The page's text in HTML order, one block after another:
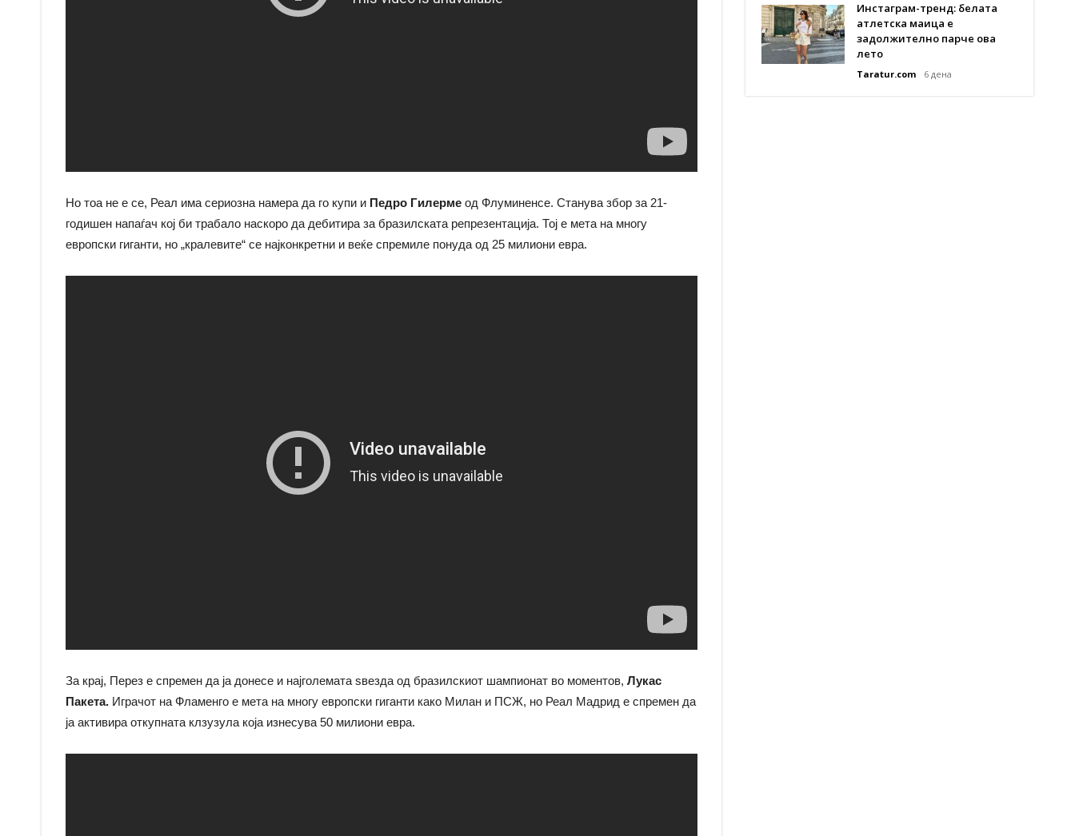
Но тоа не е се, Реал има сериозна намера да го купи и Педро Гилерме од Флуминенсе. Станува збор за 21-
годишен напаѓач кој би трабало наскоро да дебитира за бразилската репрезентација. Тој е мета на многу
европски гиганти, но „кралевите“ се најконкретни и веќе спремиле понуда од 25 милиони евра.
За крај, Перез е спремен да ја донесе и најголемата ѕвезда од бразилскиот шампионат во моментов, Лукас
Пакета. Играчот на Фламенго е мета на многу европски гиганти како Милан и ПСЖ, но Реал Мадрид е спремен да
ја активира откупната клзузула која изнесува 50 милиони евра.
Инстаграм-тренд: белата
атлетска маица е
задолжително парче ова
лето
Taratur.com 6 дена